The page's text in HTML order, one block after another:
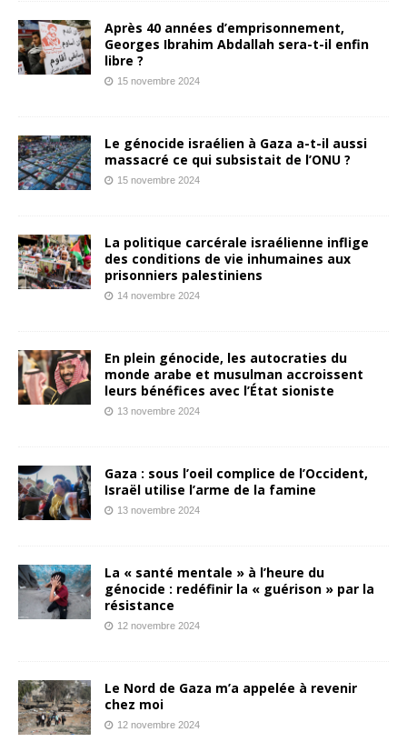
Après 40 années d’emprisonnement,
Georges Ibrahim Abdallah sera-t-il enfin
libre ?
15 novembre 2024
Le génocide israélien à Gaza a-t-il aussi
massacré ce qui subsistait de l’ONU ?
15 novembre 2024
La politique carcérale israélienne inflige
des conditions de vie inhumaines aux
prisonniers palestiniens
14 novembre 2024
En plein génocide, les autocraties du
monde arabe et musulman accroissent
leurs bénéfices avec l’État sioniste
13 novembre 2024
Gaza : sous l’oeil complice de l’Occident,
Israël utilise l’arme de la famine
13 novembre 2024
La « santé mentale » à l’heure du
génocide : redéfinir la « guérison » par la
résistance
12 novembre 2024
Le Nord de Gaza m’a appelée à revenir
chez moi
12 novembre 2024